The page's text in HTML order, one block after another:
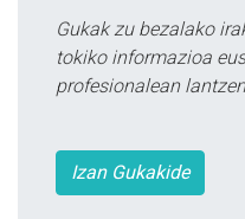
Gukak zu bezalako
tokiko informazioa
profesionalean
Izan Gukakide